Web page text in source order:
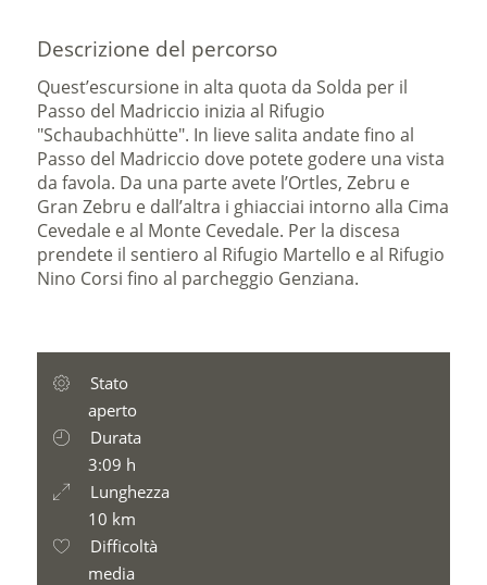
Descrizione del percorso
Quest’escursione in alta quota da Solda per il
Passo del Madriccio inizia al Rifugio
"Schaubachhütte". In lieve salita andate fino al
Passo del Madriccio dove potete godere una vista
da favola. Da una parte avete l’Ortles, Zebru e
Gran Zebru e dall’altra i ghiacciai intorno alla Cima
Cevedale e al Monte Cevedale. Per la discesa
prendete il sentiero al Rifugio Martello e al Rifugio
Nino Corsi fino al parcheggio Genziana.
Stato
aperto
Durata
3:09 h
Lunghezza
10 km
Difficoltà
media